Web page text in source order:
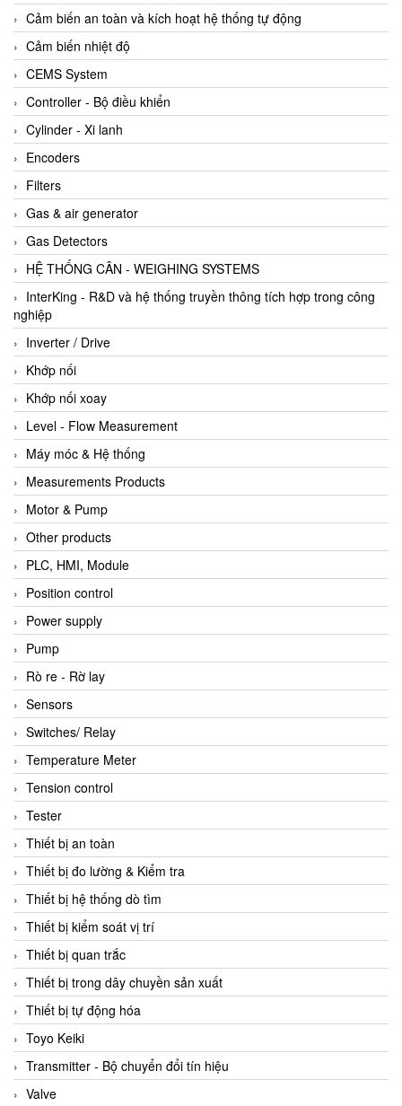
Cảm biến an toàn và kích hoạt hệ thống tự động
Cảm biến nhiệt độ
CEMS System
Controller - Bộ điều khiển
Cylinder - Xi lanh
Encoders
Filters
Gas & air generator
Gas Detectors
HỆ THỐNG CÂN - WEIGHING SYSTEMS
InterKing - R&D và hệ thống truyền thông tích hợp trong công
nghiệp
Inverter / Drive
Khớp nối
Khớp nối xoay
Level - Flow Measurement
Máy móc & Hệ thống
Measurements Products
Motor & Pump
Other products
PLC, HMI, Module
Position control
Power supply
Pump
Rò re - Rờ lay
Sensors
Switches/ Relay
Temperature Meter
Tension control
Tester
Thiết bị an toàn
Thiết bị đo lường & Kiểm tra
Thiết bị hệ thống dò tìm
Thiết bị kiểm soát vị trí
Thiết bị quan trắc
Thiết bị trong dây chuyền sản xuất
Thiết bị tự động hóa
Toyo Keiki
Transmitter - Bộ chuyển đổi tín hiệu
Valve